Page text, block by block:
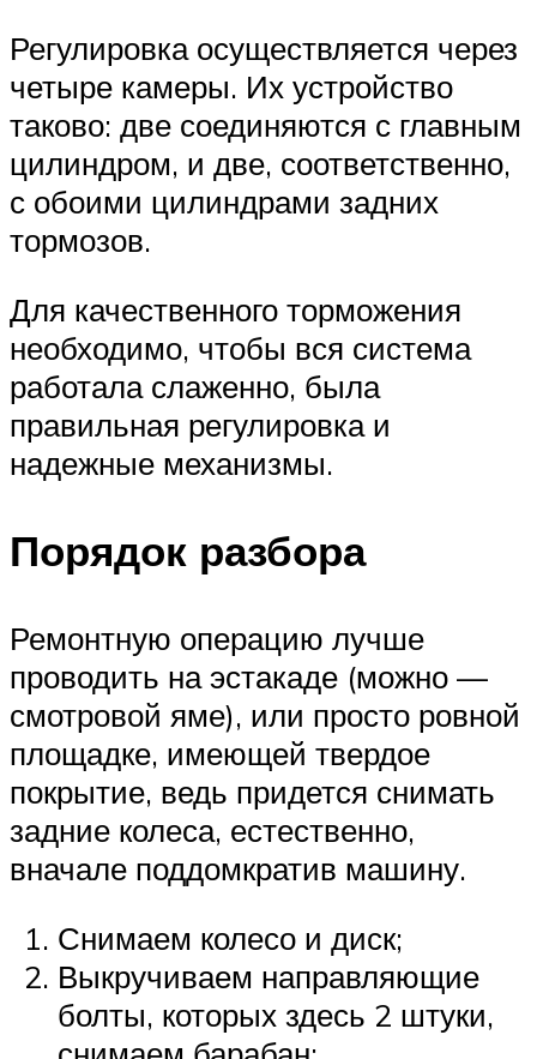
Регулировка осуществляется через
четыре камеры. Их устройство
таково: две соединяются с главным
цилиндром, и две, соответственно,
с обоими цилиндрами задних
тормозов.
Для качественного торможения
необходимо, чтобы вся система
работала слаженно, была
правильная регулировка и
надежные механизмы.
Порядок разбора
Ремонтную операцию лучше
проводить на эстакаде (можно —
смотровой яме), или просто ровной
площадке, имеющей твердое
покрытие, ведь придется снимать
задние колеса, естественно,
вначале поддомкратив машину.
Снимаем колесо и диск;
Выкручиваем направляющие
болты, которых здесь 2 штуки,